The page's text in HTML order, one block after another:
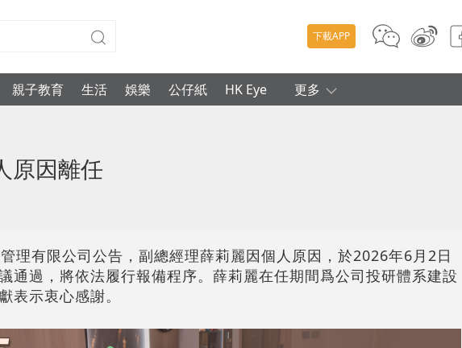
下載APP
親子教育 生活 娛樂 公仔紙 HK Eye 更多
原因離任
理有限公司公告，副總經理薛莉麗因個人原因，於2026年6月2日
通過，將依法履行報備程序。薛莉麗在任期間爲公司投研體系建設
表示衷心感謝。